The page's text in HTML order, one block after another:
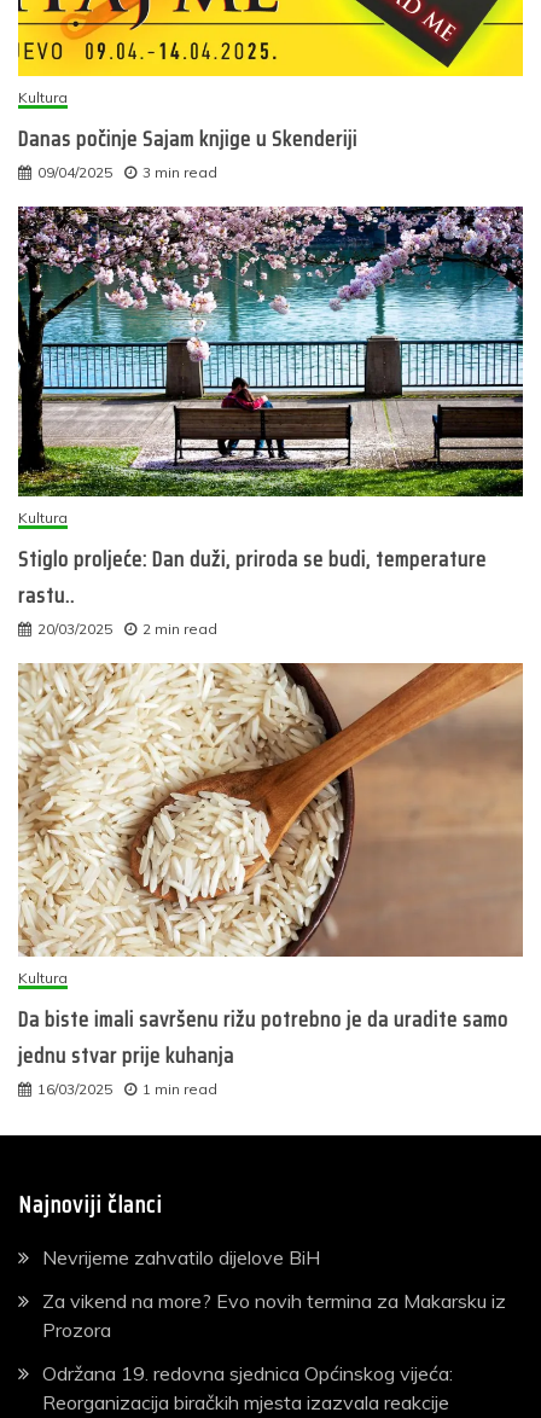
Kultura
Danas počinje Sajam knjige u Skenderiji
09/04/2025 3 min read
Kultura
Stiglo proljeće: Dan duži, priroda se budi, temperature
rastu..
20/03/2025 2 min read
Kultura
Da biste imali savršenu rižu potrebno je da uradite samo
jednu stvar prije kuhanja
16/03/2025 1 min read
Najnoviji članci
Nevrijeme zahvatilo dijelove BiH
Za vikend na more? Evo novih termina za Makarsku iz
Prozora
Održana 19. redovna sjednica Općinskog vijeća:
Reorganizacija biračkih mjesta izazvala reakcije